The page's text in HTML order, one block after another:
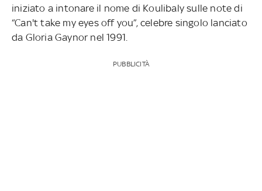
iniziato a intonare il nome di Koulibaly sulle note di
“Can't take my eyes off you”, celebre singolo lanciato
da Gloria Gaynor nel 1991.
PUBBLICITÀ